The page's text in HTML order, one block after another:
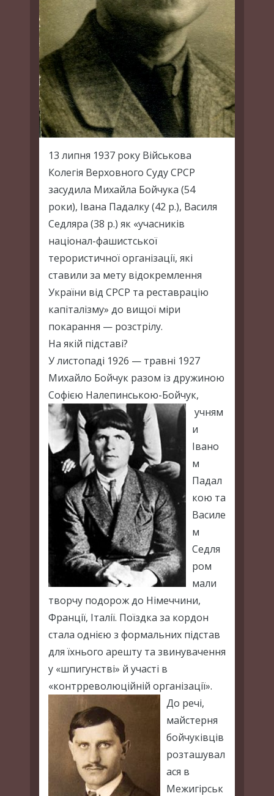
13 липня 1937 року Військова
Колегія Верховного Суду СРСР
засудила Михайла Бойчука (54
роки), Івана Падалку (42 р.), Василя
Седляра (38 р.) як «учасників
націонал-фашистської
терористичної організації, які
ставили за мету відокремлення
України від СРСР та реставрацію
капіталізму» до вищої міри
покарання — розстрілу.
На якій підставі?
У листопаді 1926 — травні 1927
Михайло Бойчук разом із дружиною
Софією Налепинською-Бойчук,
учням
и
Івано
м
Падал
кою та
Василе
м
Седля
ром
мали
творчу подорож до Німеччини,
Франції, Італії. Поїздка за кордон
стала однією з формальних підстав
для їхнього арешту та звинувачення
у «шпигунстві» й участі в
«контрреволюційній організації».
До речі,
майстерня
бойчуківців
розташувал
ася в
Межигірськ